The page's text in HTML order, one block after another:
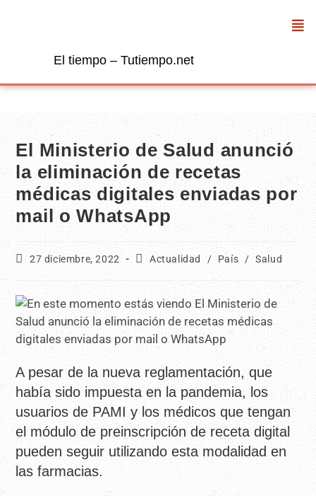
El tiempo – Tutiempo.net
El Ministerio de Salud anunció
la eliminación de recetas
médicas digitales enviadas por
mail o WhatsApp
27 diciembre, 2022 Actualidad / País / Salud
A pesar de la nueva reglamentación, que
había sido impuesta en la pandemia, los
usuarios de PAMI y los médicos que tengan
el módulo de preinscripción de receta digital
pueden seguir utilizando esta modalidad en
las farmacias.